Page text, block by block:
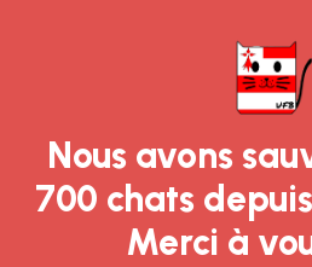
Nous avons
700 chats
Merci à